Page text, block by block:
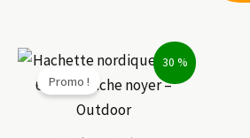
30 %
Promo !